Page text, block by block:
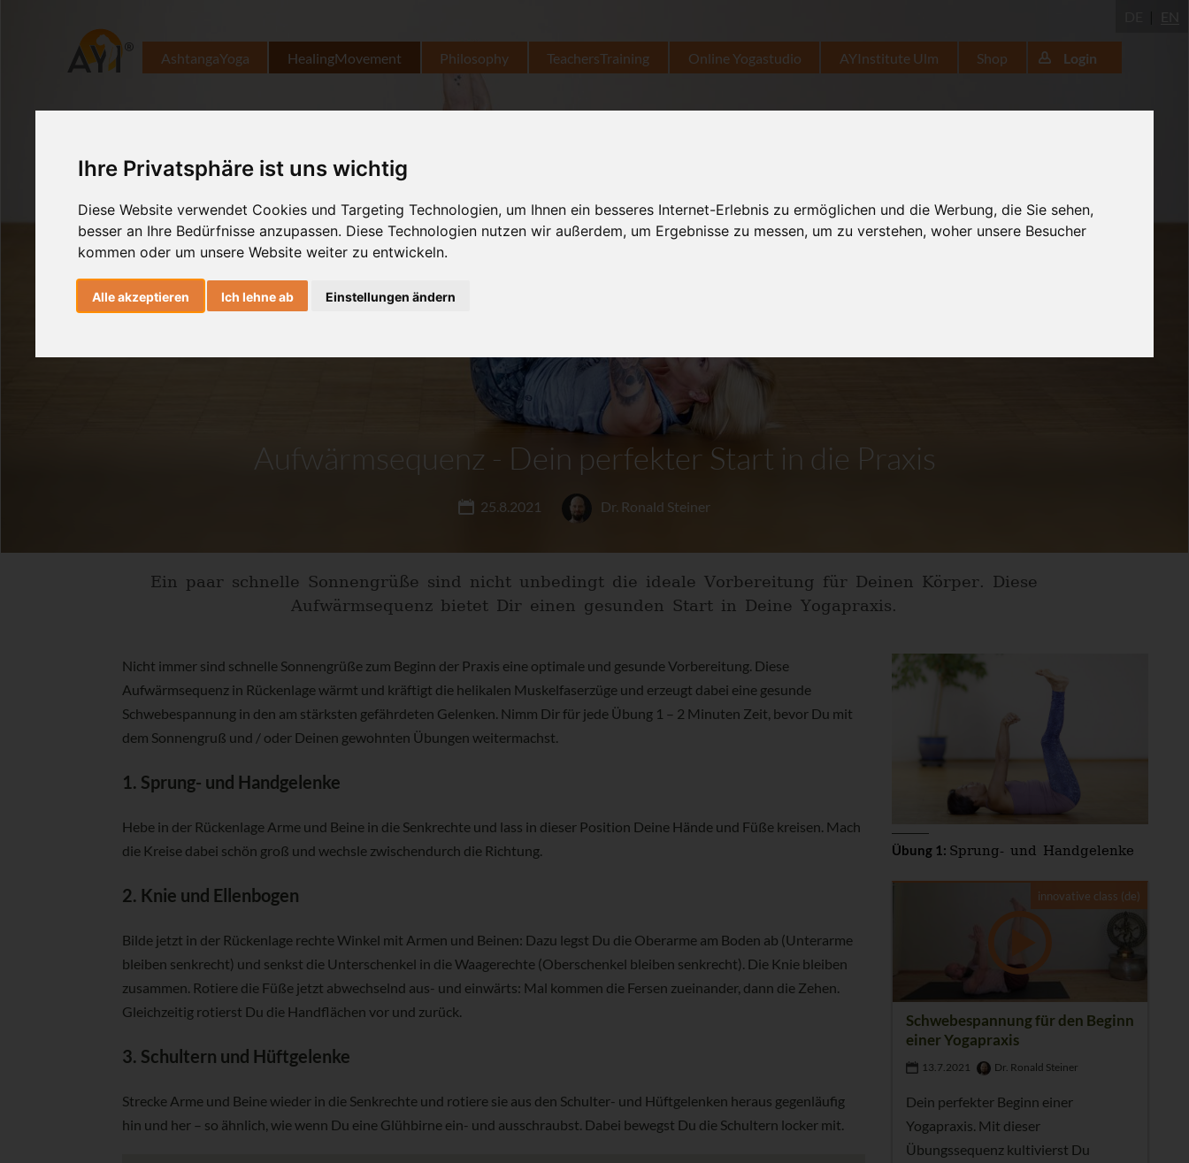
Ihre Privatsphäre ist uns wichtig
Diese Website verwendet Cookies und Targeting Technologien, um Ihnen ein besseres Internet-Erlebnis zu ermöglichen und die Werbung, die Sie sehen,
besser an Ihre Bedürfnisse anzupassen. Diese Technologien nutzen wir außerdem, um Ergebnisse zu messen, um zu verstehen, woher unsere Besucher
kommen oder um unsere Website weiter zu entwickeln.
Alle akzeptieren Ich lehne ab Einstellungen ändern
AshtangaYoga HealingMovement Philosophy TeachersTraining Online Yogastudio AYInstitute Ulm Shop Login
Aufwärmsequenz - Dein perfekter Start in die Praxis
25.8.2021 Dr. Ronald Steiner
Ein paar schnelle Sonnengrüße sind nicht unbedingt die ideale Vorbereitung für Deinen Körper. Diese
Aufwärmsequenz bietet Dir einen gesunden Start in Deine Yogapraxis.
Übung 1: Sprung- und Handgelenke
innovative class (de)
Schwebespannung für den Beginn
einer Yogapraxis
13.7.2021 Dr. Ronald Steiner
Dein perfekter Beginn einer
Yogapraxis. Mit dieser
Übungssequenz kultivierst Du
Nicht immer sind schnelle Sonnengrüße zum Beginn der Praxis eine optimale und gesunde Vorbereitung. Diese
Aufwärmsequenz in Rückenlage wärmt und kräftigt die helikalen Muskelfaserzüge und erzeugt dabei eine gesunde
Schwebespannung in den am stärksten gefährdeten Gelenken. Nimm Dir für jede Übung 1 – 2 Minuten Zeit, bevor Du mit
dem Sonnengruß und / oder Deinen gewohnten Übungen weitermachst.
1. Sprung- und Handgelenke
Hebe in der Rückenlage Arme und Beine in die Senkrechte und lass in dieser Position Deine Hände und Füße kreisen. Mach
die Kreise dabei schön groß und wechsle zwischendurch die Richtung.
2. Knie und Ellenbogen
Bilde jetzt in der Rückenlage rechte Winkel mit Armen und Beinen: Dazu legst Du die Oberarme am Boden ab (Unterarme
bleiben senkrecht) und senkst die Unterschenkel in die Waagerechte (Oberschenkel bleiben senkrecht). Die Knie bleiben
zusammen. Rotiere die Füße jetzt abwechselnd aus- und einwärts: Mal kommen die Fersen zueinander, dann die Zehen.
Gleichzeitig rotierst Du die Handflächen vor und zurück.
3. Schultern und Hüftgelenke
Strecke Arme und Beine wieder in die Senkrechte und rotiere sie aus den Schulter- und Hüftgelenken heraus gegenläufig
hin und her – so ähnlich, wie wenn Du eine Glühbirne ein- und ausschraubst. Dabei bewegst Du die Schultern locker mit.